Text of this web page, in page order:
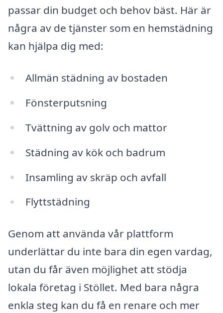
passar din budget och behov bäst. Här är
några av de tjänster som en hemstädning
kan hjälpa dig med:
Allmän städning av bostaden
Fönsterputsning
Tvättning av golv och mattor
Städning av kök och badrum
Insamling av skräp och avfall
Flyttstädning
Genom att använda vår plattform
underlättar du inte bara din egen vardag,
utan du får även möjlighet att stödja
lokala företag i Stöllet. Med bara några
enkla steg kan du få en renare och mer